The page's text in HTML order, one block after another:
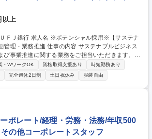
以上
ャル採用※【サステナ
事の内容 サステナブルビジネス
び事業推進に関する業務をご担当いただきます。入
資料作成、データ集計、関係部署との調整などを通
ていただきます。 その後は、適性やご経
や各種施策の企画・推進などの主担当業務をお任せ
ナブルビジネス部では、サステナブルファイナンス
能エネルギーやGX領域における事業開発・投資、
業の事業変革支援などにも取り組んでいます。社会
する最前線で、将来的には企画・推進業務の中核人
しています。 募集職種 ※ポテンシャル
ビジネス部】企画管理・業務推進
・WワークOK 資格取得支援あり
時短勤務あり
完全週休2日制 土日祝休み 服装自由
ポレート/経理・労務・法務/年収500
の他コーポレートスタッフ